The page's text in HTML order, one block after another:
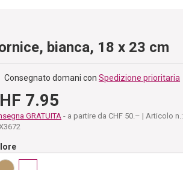
bianca, 18 x 23 cm
Consegnato domani conSpedizione prioritaria
7.95
GRATUITA - a partire da CHF 50.– | Articolo n.: